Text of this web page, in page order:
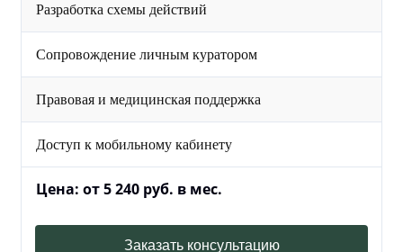
Разработка схемы действий
Сопровождение личным куратором
Правовая и медицинская поддержка
Доступ к мобильному кабинету
Цена: от 5 240 руб. в мес.
Заказать консультацию